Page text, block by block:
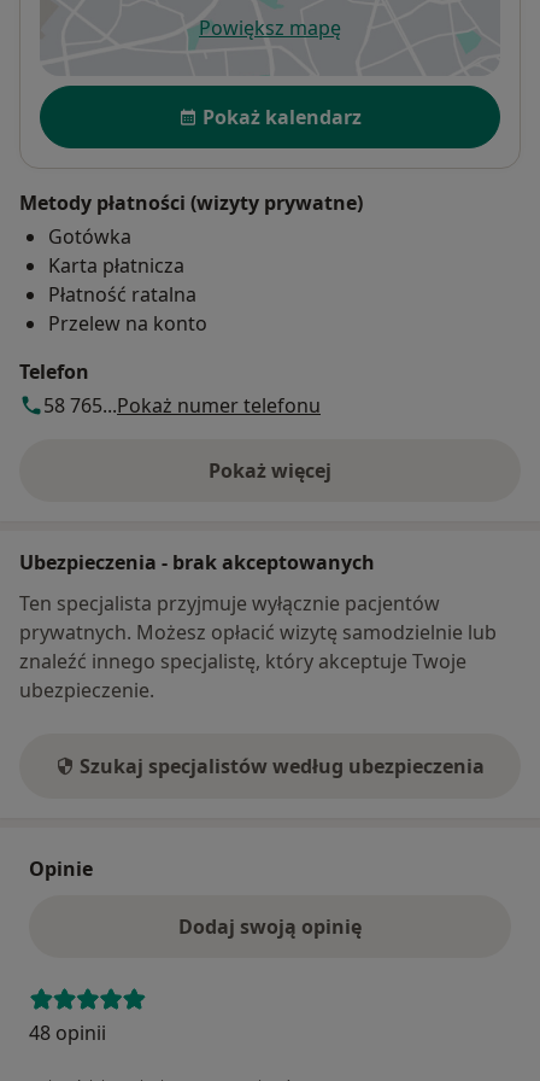
Powiększ mapęotwiera się w nowej karcie
Dostępność
Pokaż kalendarz
Metody płatności (wizyty prywatne)
Gotówka
Karta płatnicza
Płatność ratalna
Przelew na konto
Telefon
58 765...Pokaż numer telefonu
Pokaż więcej
o adresie
Ubezpieczenia - brak akceptowanych
Ten specjalista przyjmuje wyłącznie pacjentów
prywatnych. Możesz opłacić wizytę samodzielnie lub
znaleźć innego specjalistę, który akceptuje Twoje
ubezpieczenie.
Szukaj specjalistów według ubezpieczenia
Opinie
Dodaj swoją opinię
48 opinii